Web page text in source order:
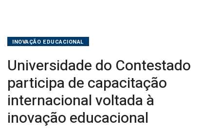
INOVAÇÃO EDUCACIONAL
Universidade do Contestado
participa de capacitação
internacional voltada à
inovação educacional